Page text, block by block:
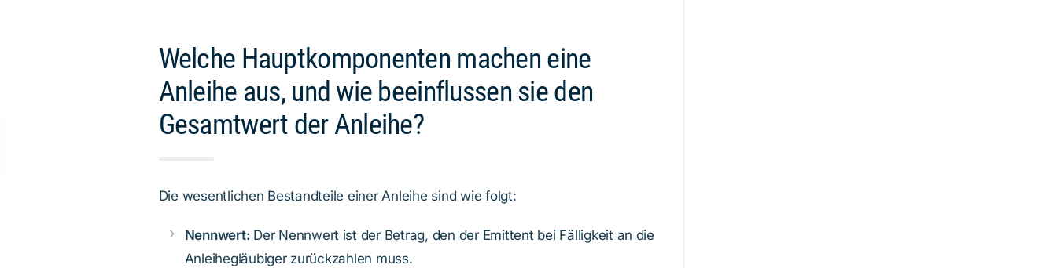
Welche Hauptkomponenten machen eine
Anleihe aus, und wie beeinflussen sie den
Gesamtwert der Anleihe?
Die wesentlichen Bestandteile einer Anleihe sind wie folgt:
Nennwert: Der Nennwert ist der Betrag, den der Emittent bei Fälligkeit an die
Anleihegläubiger zurückzahlen muss.